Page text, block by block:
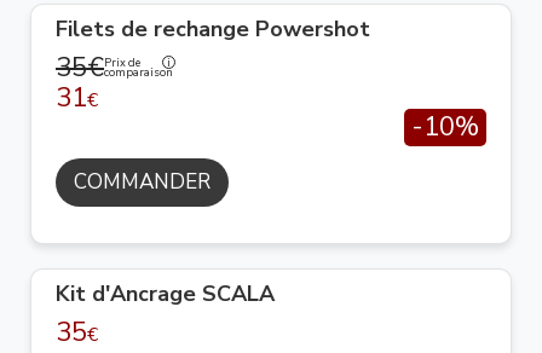
Filets de rechange Powershot
35€Prix de
comparaison
31€
-10%
COMMANDER
Kit d'Ancrage SCALA
35€